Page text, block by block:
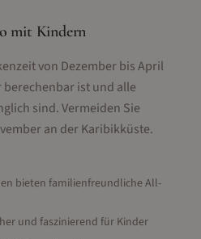
mit Kindern
von Dezember bis April
ist und alle
sind. Vermeiden Sie
an der Karibikküste.
bieten familienfreundliche All-
und faszinierend für Kinder